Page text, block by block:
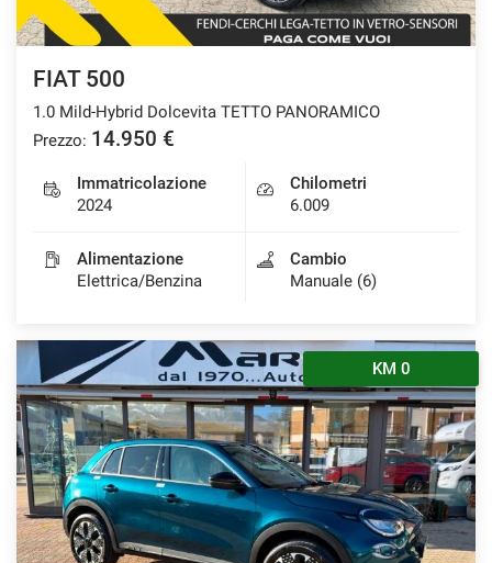
FIAT 500
1.0 Mild-Hybrid Dolcevita TETTO PANORAMICO
Prezzo: 14.950 €
Immatricolazione
2024
Chilometri
6.009
Alimentazione
Elettrica/Benzina
Cambio
Manuale (6)
KM 0